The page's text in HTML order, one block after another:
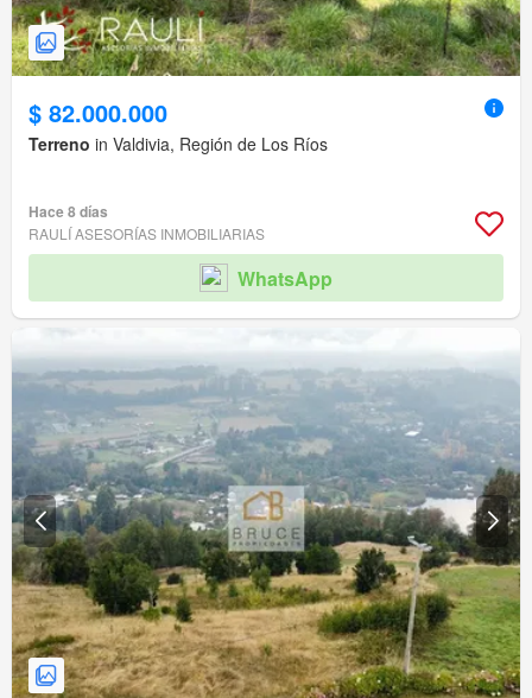
$ 82.000.000
Terreno in Valdivia, Región de Los Ríos
Hace 8 días
RAULÍ ASESORÍAS INMOBILIARIAS
WhatsApp